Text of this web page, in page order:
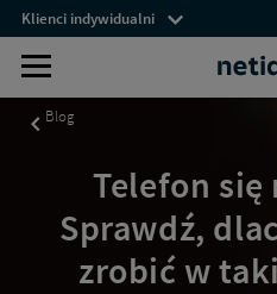
Telefon
się
nagrzewa
co
zrobić
Menu
przestrzeni
klienckich
Klienci indywidualni
-
dla
Wyszukiwarka
Blog
Telefon się
Sprawdź,
zrobić w